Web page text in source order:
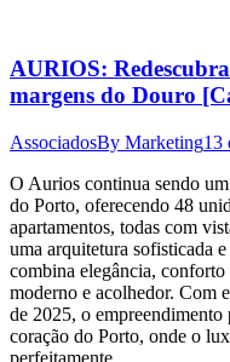
AURIOS:
margens do Douro
AssociadosBy Marketing13
O Aurios continua sendo
do Porto, oferecendo 48
apartamentos, todas com
uma arquitetura sofisticada
combina elegância,
moderno e acolhedor. Com
de 2025, o
coração do Porto, onde o
perfeitamente.